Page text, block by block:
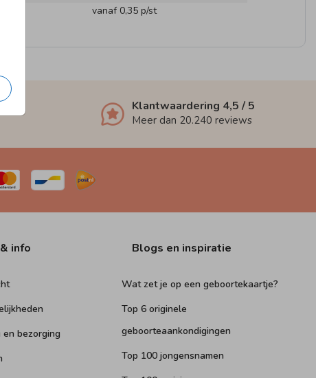
vanaf 0,35 p/st
Klantwaardering 4,5 / 5
Meer dan 20.240 reviews
info
en bezorging
Blogs en inspiratie
Wat zet je op een geboortekaartje?
Top 6 originele
geboorteaankondigingen
Top 100 jongensnamen